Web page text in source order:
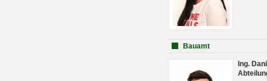
Bauamt
Ing.